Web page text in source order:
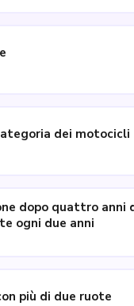
dei motocicli
dopo quattro anni
ogni due anni
più di due ruote